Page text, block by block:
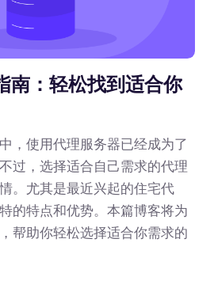
南：轻松找到适合你
，使用代理服务器已经成为了
过，选择适合自己需求的代理
。尤其是最近兴起的住宅代
的特点和优势。本篇博客将为
帮助你轻松选择适合你需求的